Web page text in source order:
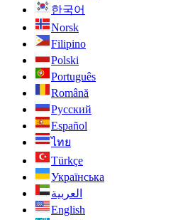
한국어
Norsk
Filipino
Polski
Português
Română
Русский
Español
ไทย
Türkçe
Українська
العربية
English